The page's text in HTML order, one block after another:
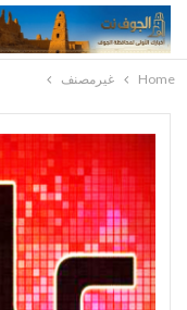
Home غيرمصنف